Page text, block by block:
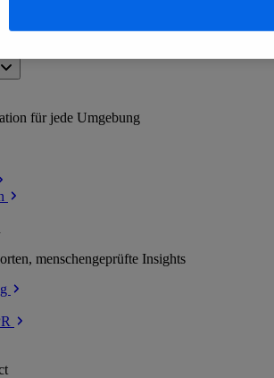
und -prognosen
entdecken
für jede Umgebung
menschengeprüfte Insights